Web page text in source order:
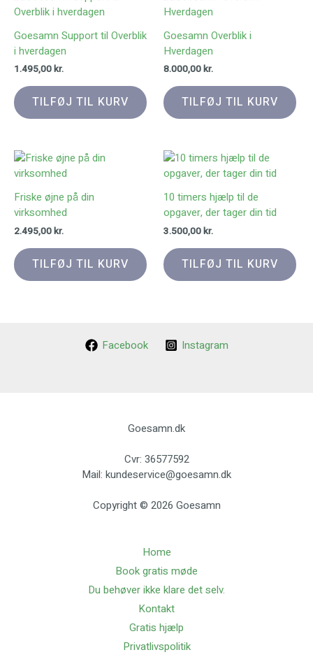
Goesamn Support til Overblik
i hverdagen
1.495,00kr.
TILFØJ TIL KURV
Goesamn Overblik i
Hverdagen
8.000,00kr.
TILFØJ TIL KURV
Friske øjne på din
virksomhed
2.495,00kr.
TILFØJ TIL KURV
10 timers hjælp til de
opgaver, der tager din tid
3.500,00kr.
TILFØJ TIL KURV
Facebook Instagram
Goesamn.dk
Cvr: 36577592
Mail: kundeservice@goesamn.dk
Copyright © 2026 Goesamn
Home
Book gratis møde
Du behøver ikke klare det selv.
Kontakt
Gratis hjælp
Privatlivspolitik